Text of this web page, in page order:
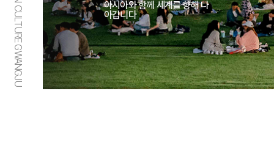
아시아와 함께 세계를 향해 나
아갑니다